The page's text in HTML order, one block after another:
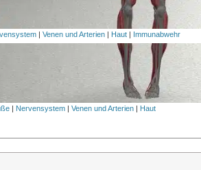
| Venen und Arterien| Haut| Immunabwehr
Nervensystem |Venen und Arterien Haut